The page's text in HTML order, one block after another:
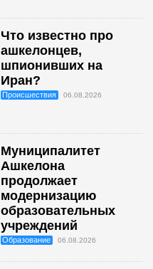
Что известно про
ашкелонцев,
шпионивших на
Иран?
Происшествия 06.08.2026
Муниципалитет
Ашкелона
продолжает
модернизацию
образовательных
учреждений
Образование 06.08.2026